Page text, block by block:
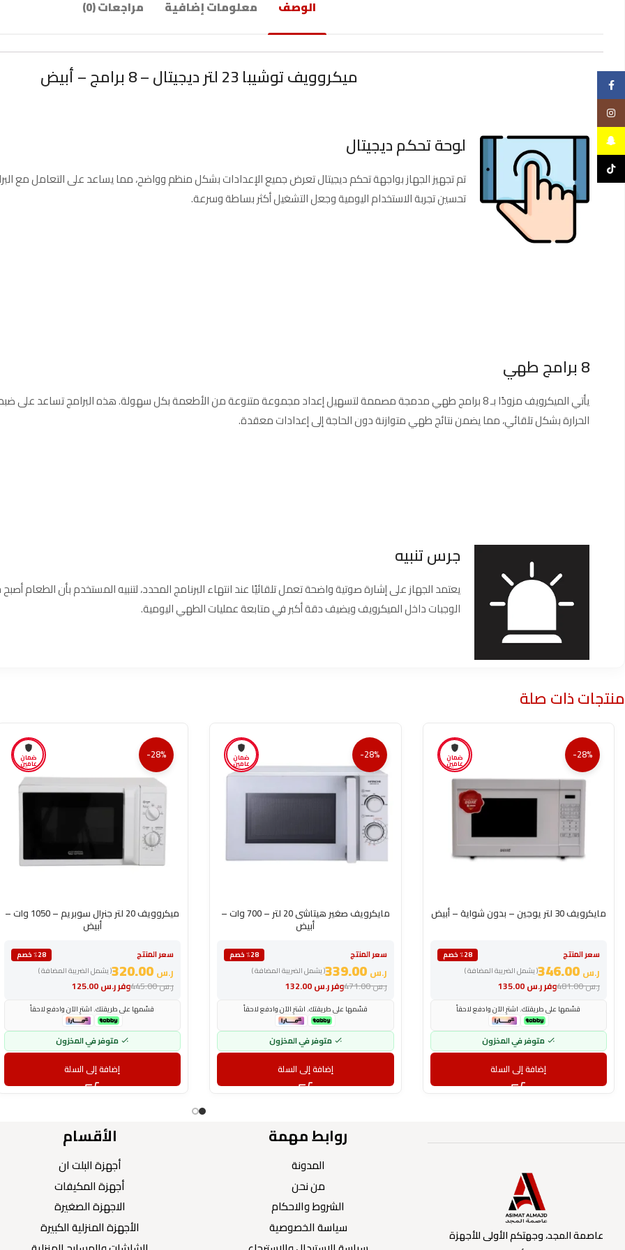
الوصف معلومات إضافية مراجعات (0)
ميكروويف توشيبا 23 لتر ديجيتال – 8 برامج – أبيض
لوحة تحكم ديجيتال
تم تجهيز الجهاز بواجهة تحكم ديجيتال تعرض جميع الإعدادات بشكل منظم وواضح، مما يساعد على التعامل مع
تحسين تجربة الاستخدام اليومية وجعل التشغيل أكثر بساطة وسرعة.
8 برامج طهي
يأتي الميكرويف مزودًا بـ 8 برامج طهي مدمجة مصممة لتسهيل إعداد مجموعة متنوعة من الأطعمة بكل سهولة. هذه البرامج تساعد
الحرارة بشكل تلقائي، مما يضمن نتائج طهي متوازنة دون الحاجة إلى إعدادات معقدة.
جرس تنبيه
يعتمد الجهاز على إشارة صوتية واضحة تعمل تلقائيًا عند انتهاء البرنامج المحدد، لتنبيه المستخدم بأن الطعام
الوجبات داخل الميكرويف ويضيف دقة أكبر في متابعة عمليات الطهي اليومية.
منتجات ذات صلة
ضمان
عامين
-28%
مايكرويف 30 لتر يوجين – بدون شواية – أبيض
سعر المنتج
٪28 خصم
( يشمل الضريبة المضافة )
ر.س
وفرر.س ر.س481.00
قسّمها على طريقتك. اشترِ الآن وادفع لاحقاً
متوفر في المخزون
إضافة إلى السلة
ضمان
عامين
-28%
مايكرويف صغير هيتاشى 20 لتر – 700 وات –
أبيض
سعر المنتج
٪28 خصم
( يشمل الضريبة المضافة )
ر.س 339.00
وفرر.س132.00 ر.س471.00
قسّمها على طريقتك. اشترِ الآن وادفع لاحقاً
متوفر في المخزون
إضافة إلى السلة
ضمان
عامين
-28%
ميكروويف 20 لتر جنرال سوبريم – 1050 وات –
أبيض
سعر المنتج
٪28 خصم
( يشمل الضريبة المضافة )
ر.س
وفرر.س ر.س445.00
قسّمها على طريقتك. اشترِ الآن وادفع لاحقاً
متوفر في المخزون
إضافة إلى السلة
عاصمة المجد، وجهتكم الأولى للأجهزة
روابط مهمة
المدونة
من نحن
الشروط والاحكام
سياسة الخصوصية
الأقسام
أجهزة البلت ان
أجهزة المكيفات
الاجهزة الصغيرة
الأجهزة المنزلية الكبيرة
Snapchat